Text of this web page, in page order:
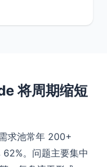
将周期缩短
求池常年 200+
。问题主要集中